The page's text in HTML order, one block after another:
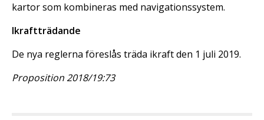
kartor som kombineras med navigationssystem.
Ikraftträdande
De nya reglerna föreslås träda ikraft den 1 juli 2019.
Proposition 2018/19:73